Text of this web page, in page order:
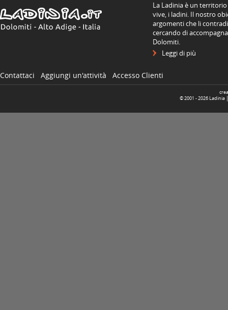
La Ladinia è un
vive, i ladini. Il nostro
argomenti che li
cercando di
Dolomiti.
Leggi di più
Contattaci Aggiungi un'attività Accesso Clienti
© 2001 -2026 Ladinia